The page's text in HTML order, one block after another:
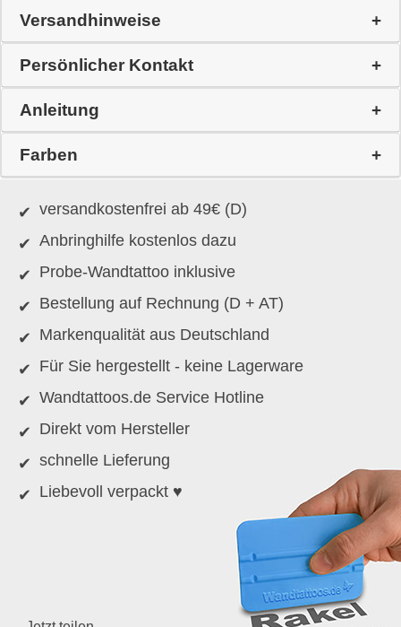
Versandhinweise
Persönlicher Kontakt
Anleitung
Farben
versandkostenfrei ab 49€ (D)
Anbringhilfe kostenlos dazu
Probe-Wandtattoo inklusive
Bestellung auf Rechnung (D + AT)
Markenqualität aus Deutschland
Für Sie hergestellt - keine Lagerware
Wandtattoos.de Service Hotline
Direkt vom Hersteller
schnelle Lieferung
Liebevoll verpackt ♥